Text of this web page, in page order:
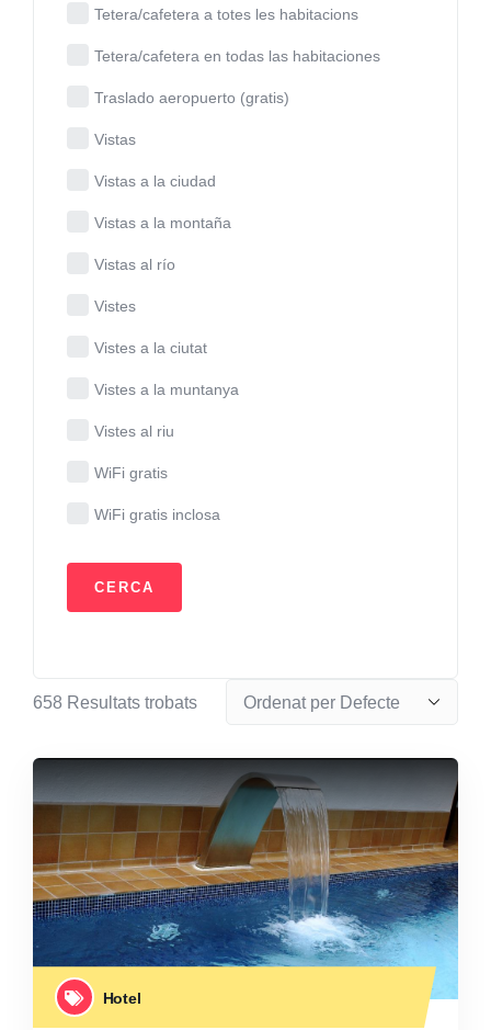
Tetera/cafetera a totes les habitacions
Tetera/cafetera en todas las habitaciones
Traslado aeropuerto (gratis)
Vistas
Vistas a la ciudad
Vistas a la montaña
Vistas al río
Vistes
Vistes a la ciutat
Vistes a la muntanya
Vistes al riu
WiFi gratis
WiFi gratis inclosa
658 Resultats trobats
Hotel